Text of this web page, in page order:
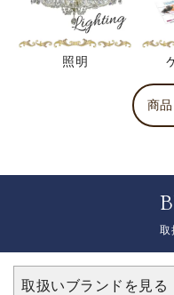
照明
商
取
取扱いブランドを見る